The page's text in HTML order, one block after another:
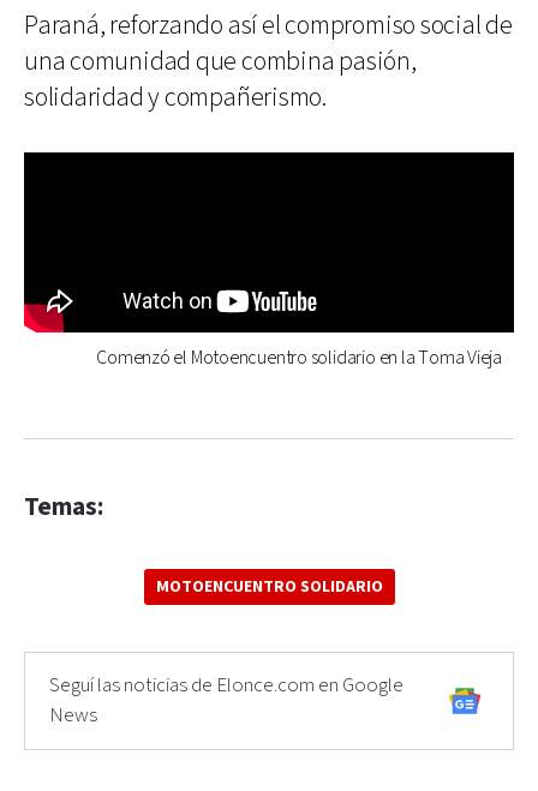
Paraná, reforzando así el compromiso social de
una comunidad que combina pasión,
solidaridad y compañerismo.
Comenzó el Motoencuentro solidario en la Toma Vieja
Temas:
MOTOENCUENTRO SOLIDARIO
Seguí las noticias de Elonce.com en Google
News